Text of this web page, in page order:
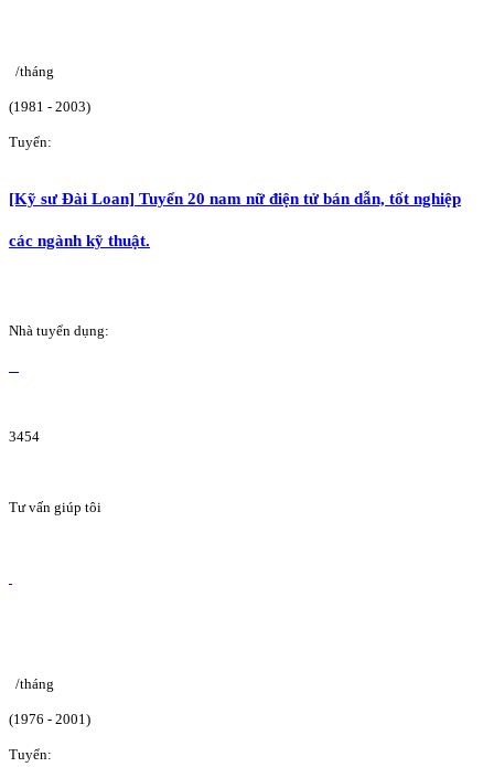
/tháng
(1981 - 2003)
Tuyển:
[Kỹ sư Đài Loan] Tuyển 20 nam nữ điện tử bán dẫn, tốt nghiệp
các ngành kỹ thuật.
Nhà tuyển dụng:
3454
Tư vấn giúp tôi
/tháng
(1976 - 2001)
Tuyển: